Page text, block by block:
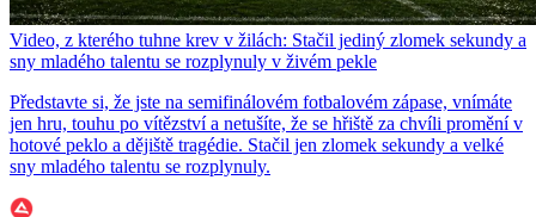
Video, z kterého tuhne krev v žilách: Stačil jediný zlomek sekundy a
sny mladého talentu se rozplynuly v živém pekle
Představte si, že jste na semifinálovém fotbalovém zápase, vnímáte
jen hru, touhu po vítězství a netušíte, že se hřiště za chvíli promění v
hotové peklo a dějiště tragédie. Stačil jen zlomek sekundy a velké
sny mladého talentu se rozplynuly.